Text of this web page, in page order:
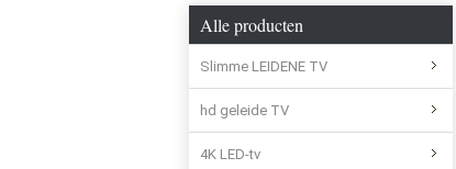
Alle producten
Slimme LEIDENE TV
hd geleide TV
4K LED-tv